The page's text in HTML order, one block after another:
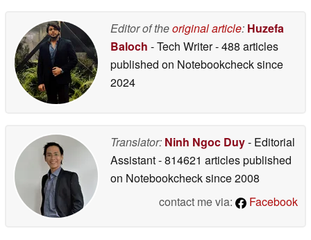
Editor of theoriginal article: Huzefa
Baloch - Tech Writer- 488 articles
published on Notebookchecksince
2024
Translator: Ninh Ngoc Duy- Editorial
Assistant- 814621 articles published
on Notebookchecksince 2008
contact me via:
Facebook